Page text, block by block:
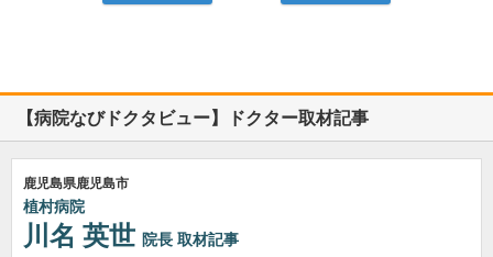
【病院なびドクタビュー】ドクター取材記事
鹿児島県鹿児島市
植村病院
川名 英世 院長 取材記事